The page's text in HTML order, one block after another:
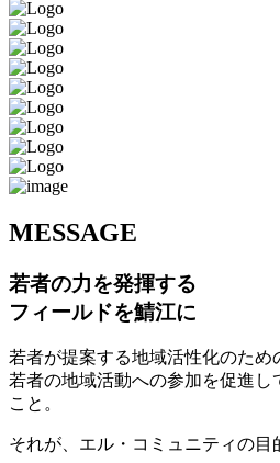
MESSAGE
若者の力を発揮する
フィールドを鯖江に
若者が提案する地域活性化のため
若者の地域活動への参加を促進し
こと。
それが、エル・コミュニティの目